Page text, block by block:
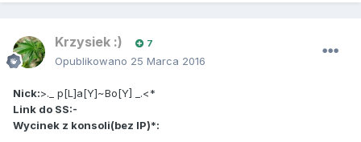
Krzysiek :) 7
Opublikowano 25 Marca 2016
Nick:>._ p[L]a[Y]~Bo[Y] _.<*
Link do SS:-
Wycinek z konsoli(bez IP)*: